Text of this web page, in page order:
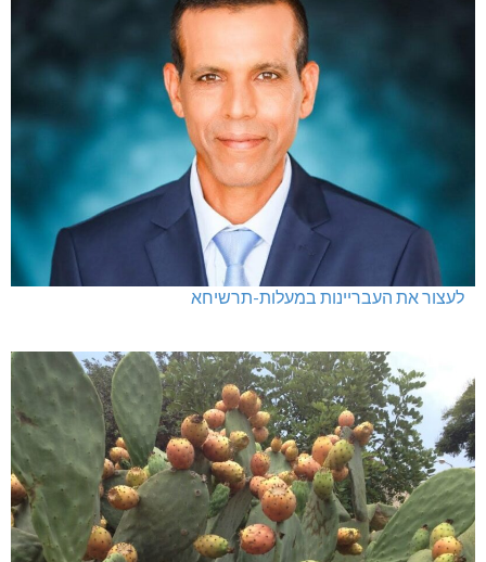
לעצור את העבריינות במעלות-תרשיחא